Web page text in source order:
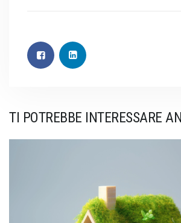
TI POTREBBE INTERESSARE